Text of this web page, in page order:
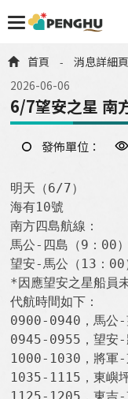
首頁 -
消息詳細頁
2026-06-06
6/7望安之星 南
發佈單位：
明天（6/7）
海有10號
南方四島航線：
馬公-四島（9：00）
望安-馬公（13：00
*因應望安之星船員
代航時間如下：
0900-0940，馬公-
0945-0955，望安-
1000-1030，將軍-
1035-1115，東嶼
1125-1205，東吉-